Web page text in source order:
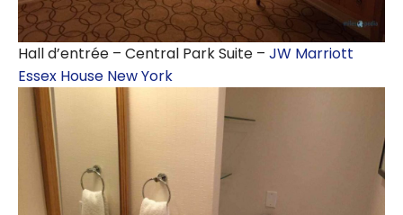
Hall d’entrée – Central Park Suite – JW Marriott
Essex House New York